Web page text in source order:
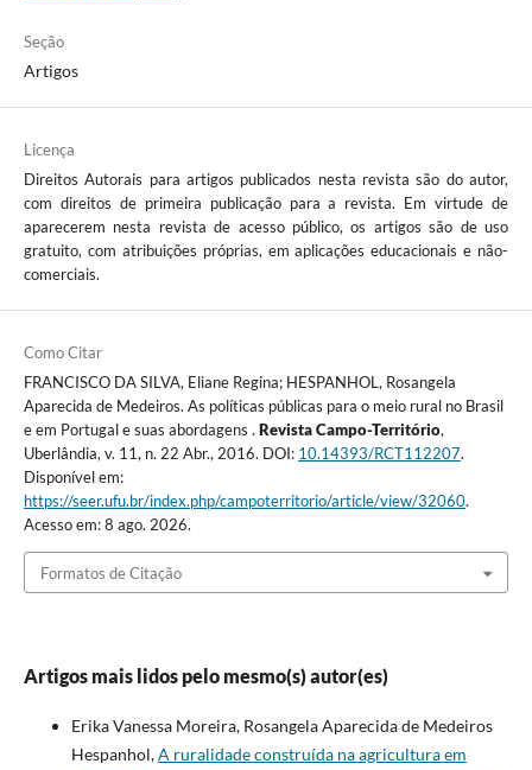
Seção
Artigos
Licença
Direitos Autorais para artigos publicados nesta revista são do autor,
com direitos de primeira publicação para a revista. Em virtude de
aparecerem nesta revista de acesso público, os artigos são de uso
gratuito, com atribuições próprias, em aplicações educacionais e não-
comerciais.
Como Citar
FRANCISCO DA SILVA, Eliane Regina; HESPANHOL, Rosangela
Aparecida de Medeiros. As políticas públicas para o meio rural no Brasil
e em Portugal e suas abordagens . Revista Campo-Território,
Uberlândia, v. 11, n. 22 Abr., 2016. DOI: 10.14393/RCT112207.
Disponível em:
https://seer.ufu.br/index.php/campoterritorio/article/view/32060.
Acesso em: 8 ago. 2026.
Formatos de Citação
Artigos mais lidos pelo mesmo(s) autor(es)
Erika Vanessa Moreira, Rosangela Aparecida de Medeiros
Hespanhol,A ruralidade construída na agricultura em